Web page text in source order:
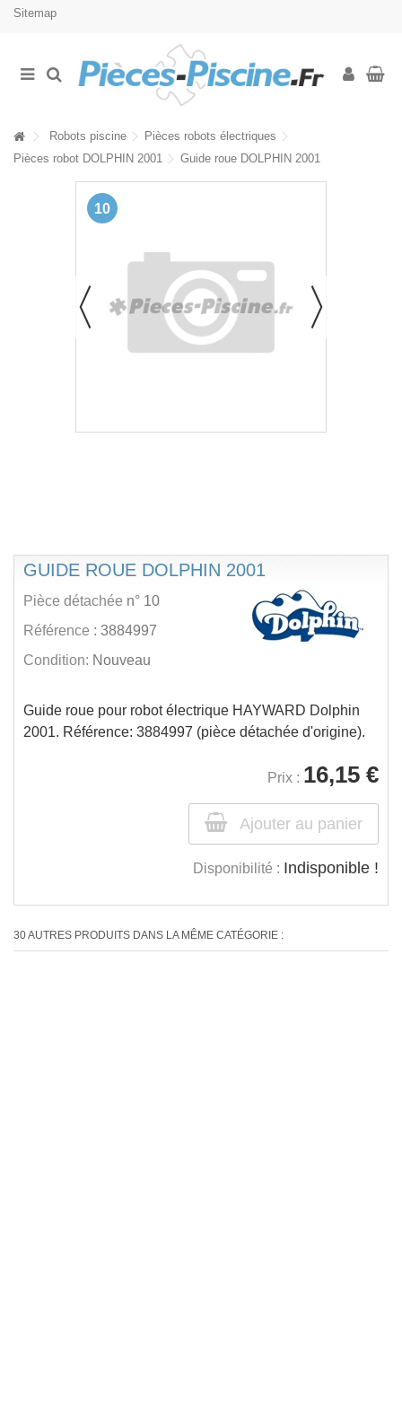
Sitemap
Robots piscine
Pièces robots électriques
Pièces robot DOLPHIN 2001
Guide roue DOLPHIN 2001
10
GUIDE ROUE DOLPHIN 2001
Pièce détachée n° 10
Référence : 3884997
Condition: Nouveau
Guide roue pour robot électrique HAYWARD Dolphin
2001. Référence: 3884997 (pièce détachée d'origine).
Prix : 16,15 €
Ajouter au panier
Disponibilité : Indisponible !
30 AUTRES PRODUITS DANS LA MÊME CATÉGORIE :